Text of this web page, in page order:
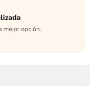
mejor opción.